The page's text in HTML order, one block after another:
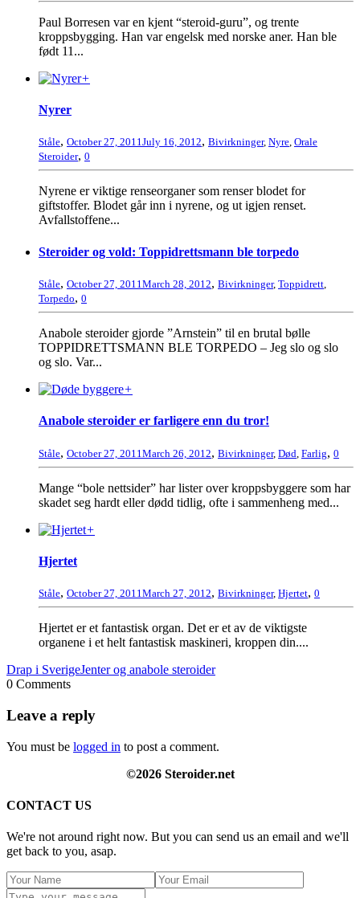
Paul Borresen var en kjent “steroid-guru”, og trente
kroppsbygging. Han var engelsk med norske aner. Han ble
født 11...
+
Nyrer
Ståle, October 27, 2011July 16, 2012, Bivirkninger, Nyre, Orale
Steroider, 0
Nyrene er viktige renseorganer som renser blodet for
giftstoffer. Blodet går inn i nyrene, og ut igjen renset.
Avfallstoffene...
Steroider og vold: Toppidrettsmann ble torpedo
Ståle, October 27, 2011March 28, 2012, Bivirkninger, Toppidrett,
Torpedo, 0
Anabole steroider gjorde ”Arnstein” til en brutal bølle
TOPPIDRETTSMANN BLE TORPEDO – Jeg slo og slo
og slo. Var...
+
Anabole steroider er farligere enn du tror!
Ståle, October 27, 2011 March 26, 2012, Bivirkninger, Død Farlig, 0
Mange “bole nettsider” har lister over kroppsbyggere som har
skadet seg hardt eller dødd tidlig, ofte i sammenheng med...
+
Hjertet
Ståle, October 27, 2011March 27, 2012, Bivirkninger, Hjertet, 0
Hjertet er et fantastisk organ. Det er et av de viktigste
organene i et helt fantastisk maskineri, kroppen din....
Drap i SverigeJenter og anabole steroider
0 Comments
Leave a reply
You must be logged in to post a comment.
©2026 Steroider.net
CONTACT US
We're not around right now. But you can send us an email and we'll
get back to you, asap.